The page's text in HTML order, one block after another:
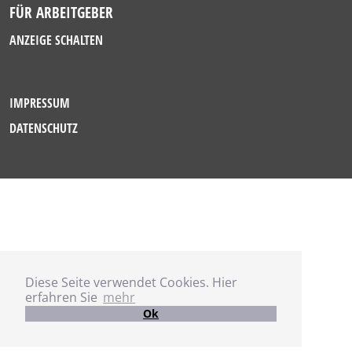
Diese Seite verwendet Cookies. Hier
erfahren Sie mehr
Ok
FÜR ARBEITGEBER
ANZEIGE SCHALTEN
IMPRESSUM
DATENSCHUTZ